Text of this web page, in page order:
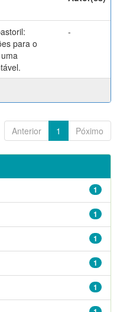
para o
-
Anterior 1 Póximo
1
1
1
1
1